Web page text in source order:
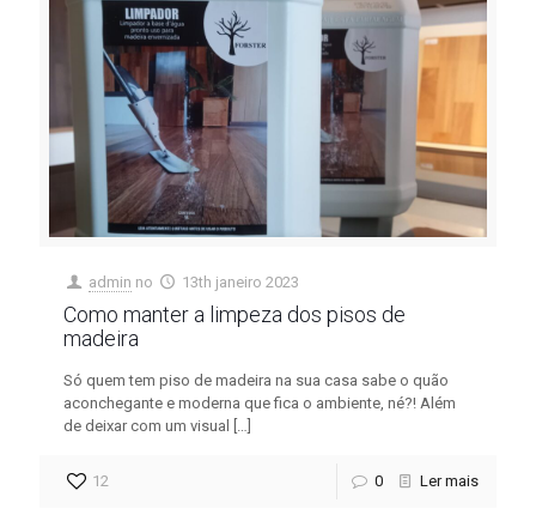
admin no 13th janeiro 2023
Como manter a limpeza dos pisos de
madeira
Só quem tem piso de madeira na sua casa sabe o quão
aconchegante e moderna que fica o ambiente, né?! Além
de deixar com um visual
[…]
12 0 Ler mais